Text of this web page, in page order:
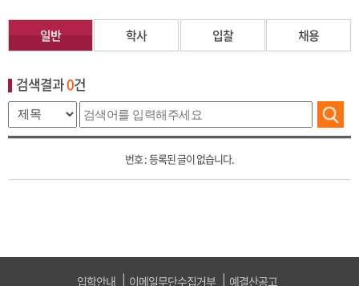
일반 학사 입찰 채용
검색결과0건
등록된 글이 없습니다.
입학안내 이메일무단수집거부
예결산공고